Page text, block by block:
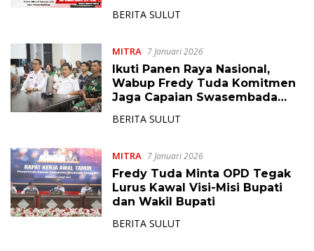
BERITA SULUT
MITRA 7 Januari 2026
Ikuti Panen Raya Nasional,
Wabup Fredy Tuda Komitmen
Jaga Capaian Swasembada
BERITA SULUT
MITRA 7 Januari 2026
Fredy Tuda Minta OPD Tegak
Lurus Kawal Visi-Misi Bupati
dan Wakil Bupati
BERITA SULUT